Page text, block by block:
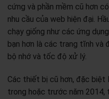
cứng và phần mềm cũ hơn
nhu cầu của web hiện đại.
chạy giống như các ứng
bạn hơn là các trang tĩnh và
bộ nhớ và tốc độ xử lý.
Các thiết bị cũ hơn, đặc biệt
trong hoặc trước năm 2014,